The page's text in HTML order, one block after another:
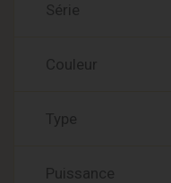
Série
Couleur
Type
Puissance